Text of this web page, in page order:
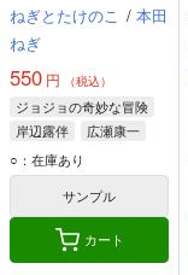
ねぎとたけのこ / 本田
ねぎ
550 円 （税込）
ジョジョの奇妙な冒険
岸辺露伴
広瀬康一
○：在庫あり
サンプル
カート